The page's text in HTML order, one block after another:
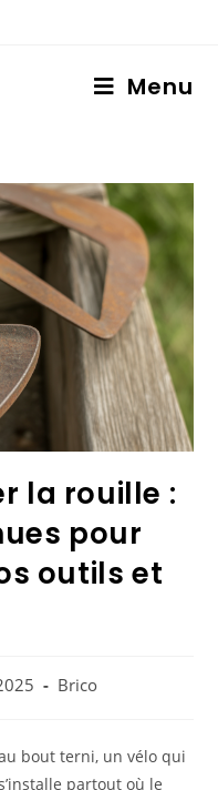
Menu
la rouille :
pour
outils et
Brico
bout terni, un vélo qui
partout où le